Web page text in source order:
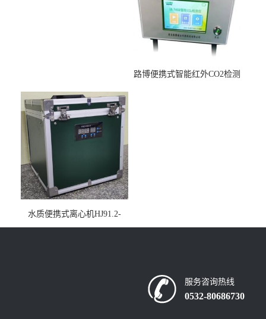
路博便携式智能红外CO2检测
水质便携式离心机HJ91.2-
2022地表水总磷监测内置有
服务咨询热线
0532-80686730